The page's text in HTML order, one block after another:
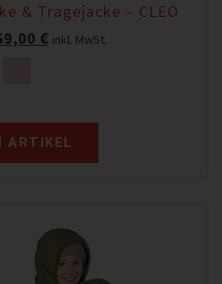
& Tragejacke – CLEO
€ inkl. MwSt.
ARTIKEL